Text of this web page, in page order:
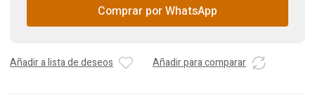
Comprar por WhatsApp
Añadir a lista de deseos Añadir para comparar